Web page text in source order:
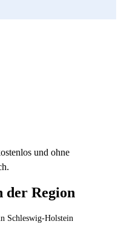
und ohne
der Region
Schleswig-Holstein